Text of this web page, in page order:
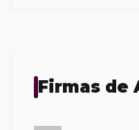
Firmas de